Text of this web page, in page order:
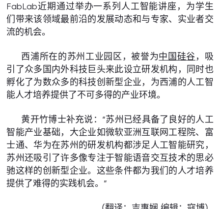
FabLab近期通过举办一系列人工智能讲座，为学生
们带来该领域最前沿的发展动态和与专家、实业者交
流的机会。
西浦所在的苏州工业园区，被誉为中国硅谷，吸
引了众多国内外科技巨头来此设立研发机构，同时也
孵化了为数众多的科技创新型企业，为西浦的人工智
能人才培养提供了不可多得的产业环境。
黄开竹博士补充说：“苏州已经具备了良好的人工
智能产业基础，大企业如微软亚洲互联网工程院、富
士通、华为在苏州的研发机构都涉足人工智能研究，
苏州还吸引了许多像专注于智能语音交互技术的思必
驰这样的创新型企业。这些条件都为我们的人才培养
提供了难得的实践机会。”